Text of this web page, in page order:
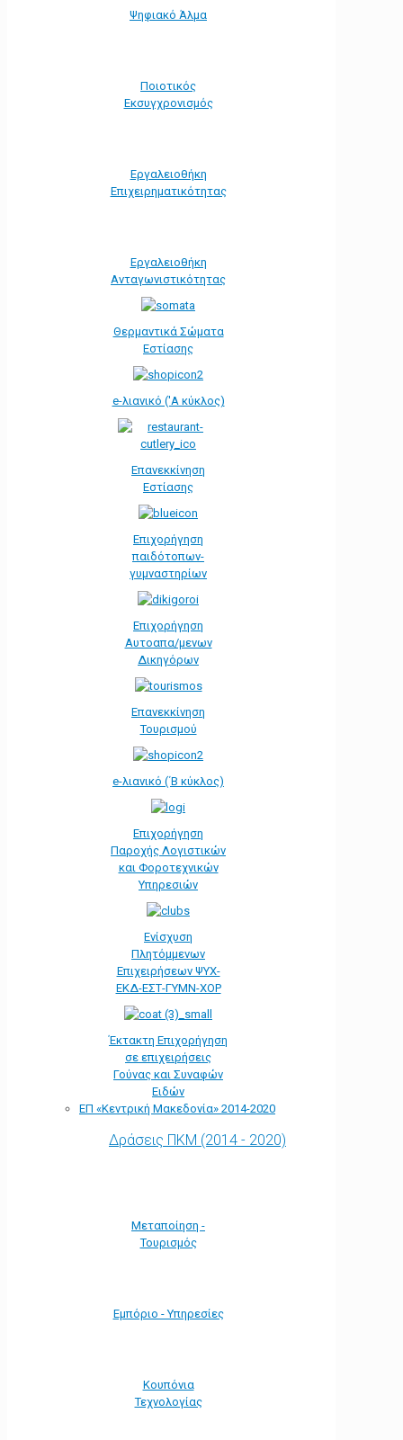
Ψηφιακό Άλμα
Ποιοτικός
Εκσυγχρονισμός
Εργαλειοθήκη
Eπιχειρηματικότητας
Εργαλειοθήκη
Ανταγωνιστικότητας
Θερμαντικά Σώματα
Εστίασης
e-λιανικό ('Α κύκλος)
Επανεκκίνηση
Εστίασης
Επιχορήγηση
παιδότοπων-
γυμναστηρίων
Επιχορήγηση
Αυτοαπα/μενων
Δικηγόρων
Επανεκκίνηση
Τουρισμού
e-λιανικό (΄Β κύκλος)
Επιχορήγηση
Παροχής Λογιστικών
και Φοροτεχνικών
Υπηρεσιών
Ενίσχυση
Πλητόμμενων
Επιχειρήσεων ΨΥΧ-
ΕΚΔ-ΕΣΤ-ΓΥΜΝ-ΧΟΡ
Έκτακτη Επιχορήγηση
σε επιχειρήσεις
Γούνας και Συναφών
Ειδών
ΕΠ «Kεντρική Μακεδονία» 2014-2020
Δράσεις ΠΚΜ (2014 - 2020)
Μεταποίηση -
Τουρισμός
Εμπόριο - Υπηρεσίες
Κουπόνια
Τεχνολογίας